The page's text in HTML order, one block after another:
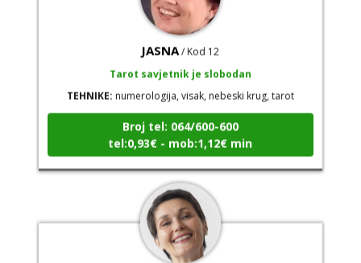
JASNA / Kod 12
Tarot savjetnik je slobodan
Broj tel: 064/600-600
tel:0,93€ - mob:1,12€ min
EVITA/ Kod 52